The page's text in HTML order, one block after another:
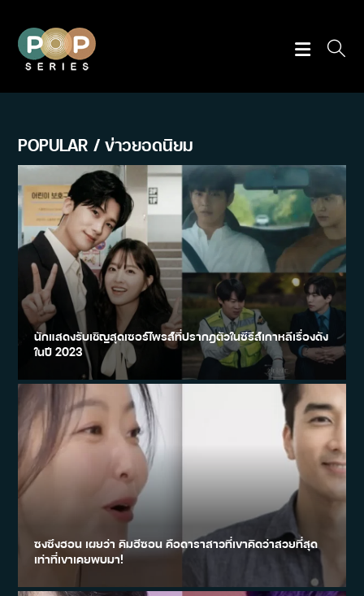
content
POPULAR / ข่าวยอดนิยม
นักแสดงรับเชิญสุดเซอร์ไพรส์ที่ปรากฎตัวในซีรีส์เกาหลีเรื่องดัง
ในปี 2023
ซงซึงฮอน เผยว่า คิมฮีซอน คือดาราสาวที่เขาคิดว่าสวยที่สุด
เท่าที่เขาเคยพบมา!